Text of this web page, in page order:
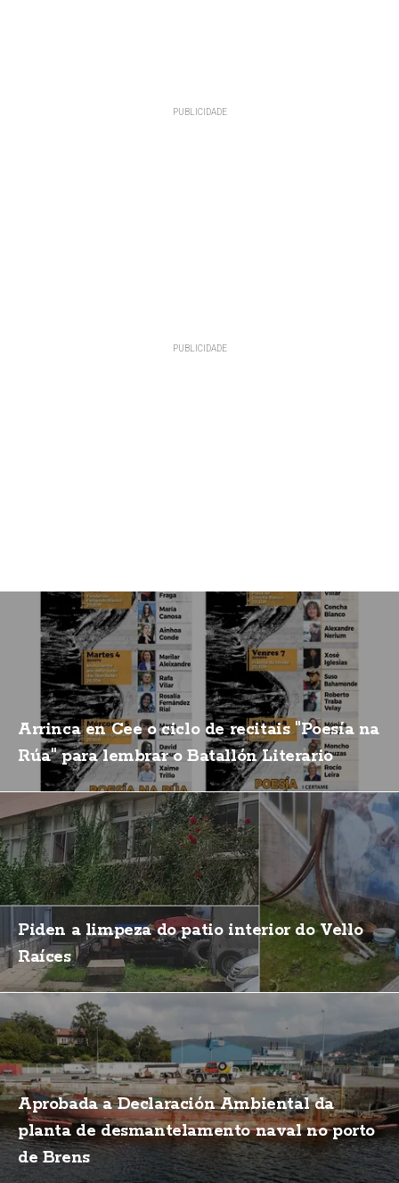
Arrinca en Cee o ciclo de recitais "Poesía na
Rúa" para lembrar o Batallón Literario
Piden a limpeza do patio interior do Vello
Raíces
Aprobada a Declaración Ambiental da
planta de desmantelamento naval no porto
de Brens